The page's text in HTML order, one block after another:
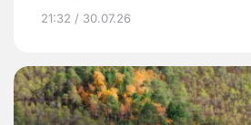
21:32 / 30.07.26